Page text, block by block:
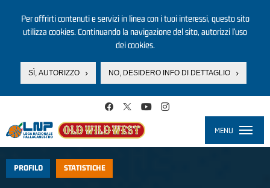
Per offrirti contenuti e servizi in linea con i tuoi interessi, questo sito
utilizza cookies. Continuando la navigazione del sito, autorizzi l’uso
dei cookies.
SÌ, AUTORIZZO NO, DESIDERO INFO DI DETTAGLIO
MENU
PROFILO STATISTICHE